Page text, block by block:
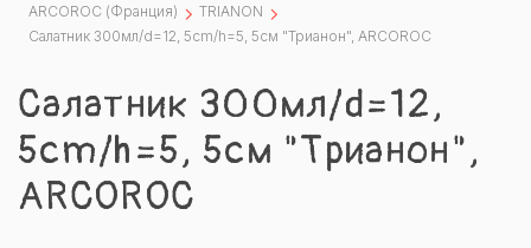
ARCOROC (Франция)
TRIANON
Салатник 300мл/d=12, 5cm/h=5, 5см "Трианон", ARCOROC
Салатник 300мл/d=12,
5cm/h=5, 5см "Трианон",
ARCOROC